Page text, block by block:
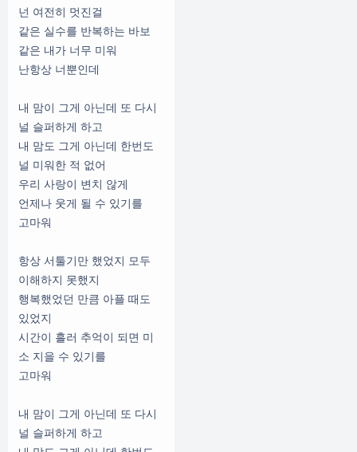
넌 여전히 멋진걸
같은 실수를 반복하는 바보
같은 내가 너무 미워
난항상 너뿐인데
내 맘이 그게 아닌데 또 다시
널 슬퍼하게 하고
내 맘도 그게 아닌데 한번도
널 미워한 적 없어
우리 사랑이 변치 않게
언제나 웃게 될 수 있기를
고마워
항상 서툴기만 했었지 모두
이해하지 못했지
행복했었던 만큼 아플 때도
있었지
시간이 흘러 추억이 되면 미
소 지을 수 있기를
고마워
내 맘이 그게 아닌데 또 다시
널 슬퍼하게 하고